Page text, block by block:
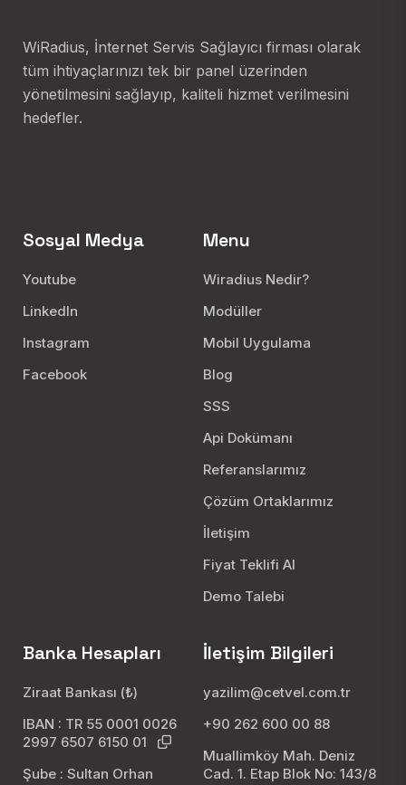
WiRadius, İnternet Servis Sağlayıcı firması olarak
tüm ihtiyaçlarınızı tek bir panel üzerinden
yönetilmesini sağlayıp, kaliteli hizmet verilmesini
hedefler.
Sosyal Medya
Youtube
LinkedIn
Instagram
Facebook
Menu
Wiradius Nedir?
Modüller
Mobil Uygulama
Blog
SSS
Api Dokümanı
Referanslarımız
Çözüm Ortaklarımız
İletişim
Fiyat Teklifi Al
Demo Talebi
Banka Hesapları
Ziraat Bankası (₺)
IBAN : TR 55 0001 0026
2997 6507 6150 01
Şube : Sultan Orhan
İletişim Bilgileri
yazilim@cetvel.com.tr
+90 262 600 00 88
Muallimköy Mah. Deniz
Cad. 1. Etap Blok No: 143/8